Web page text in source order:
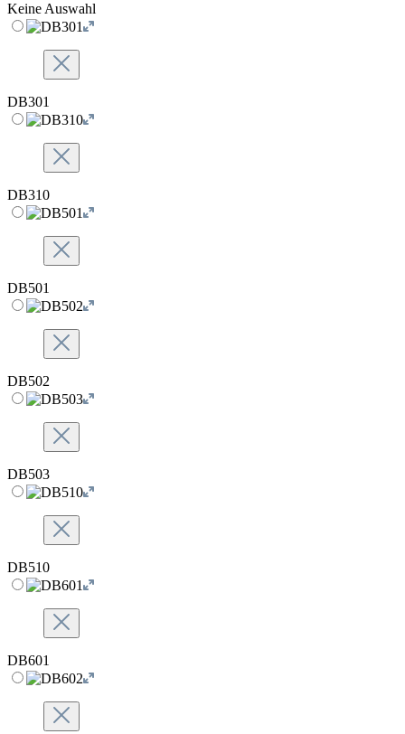
Keine Auswahl
DB301
DB310
DB501
DB502
DB503
DB510
DB601